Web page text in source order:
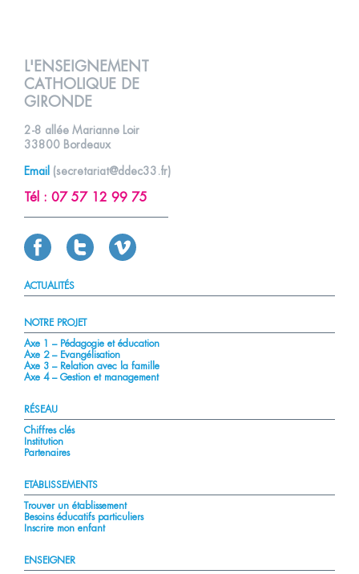
L'ENSEIGNEMENT
CATHOLIQUE DE
GIRONDE
2-8 allée Marianne Loir
33800 Bordeaux
Email (secretariat@ddec33.fr)
Tél : 07 57 12 99 75
ACTUALITÉS
NOTRE PROJET
Axe 1 – Pédagogie et éducation
Axe 2 – Evangélisation
Axe 3 – Relation avec la famille
Axe 4 – Gestion et management
RÉSEAU
Chiffres clés
Institution
Partenaires
ETABLISSEMENTS
Trouver un établissement
Besoins éducatifs particuliers
Inscrire mon enfant
ENSEIGNER